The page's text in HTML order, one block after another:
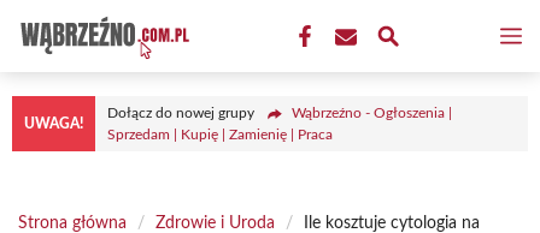
treści
UWAGA!
Dołącz do nowej grupy
Wąbrzeźno - Ogłoszenia |
Sprzedam | Kupię | Zamienię | Praca
Strona główna / Zdrowie i Uroda /
Ile kosztuje cytologia na